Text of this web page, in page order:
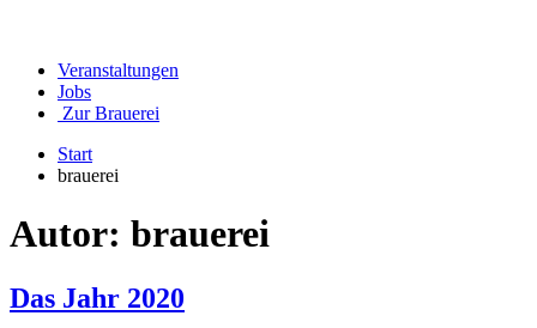
Veranstaltungen
Jobs
Zur Brauerei
Start
brauerei
Autor: brauerei
Das Jahr 2020